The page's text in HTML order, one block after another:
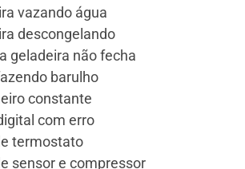
vazando água
descongelando
geladeira não fecha
barulho
constante
com erro
termostato
sensor e compressor